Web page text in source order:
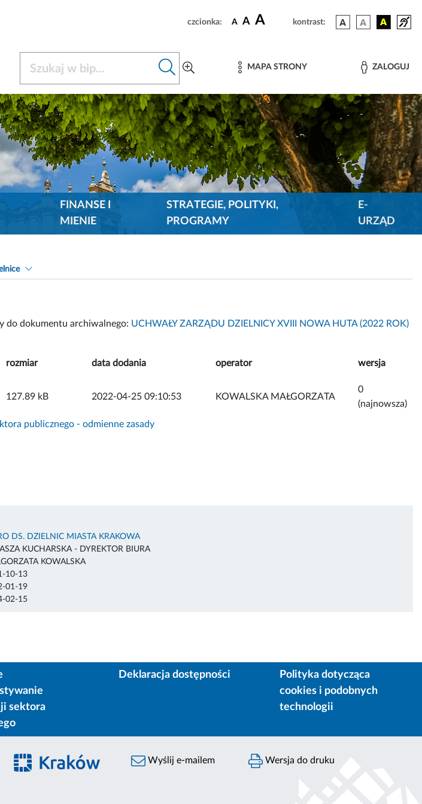
czcionka: A A A kontrast:
MAPA STRONY ZALOGUJ
FINANSE I
MIENIE
STRATEGIE, POLITYKI,
PROGRAMY
E-
URZĄD
do dokumentu archiwalnego: UCHWAŁY ZARZĄDU DZIELNICY XVIII NOWA HUTA (2022 ROK)
rozmiar data dodania operator wersja
127.89 kB 2022-04-25 09:10:53 KOWALSKA MAŁGORZATA
0
(najnowsza)
publicznego - odmienne zasady
DS. DZIELNIC MIASTA KRAKOWA
KUCHARSKA - DYREKTOR BIURA
KOWALSKA
10-13
01-19
02-15
sektora
Deklaracja dostępności
Polityka dotycząca
cookies i podobnych
technologii
Wyślij e-mailem Wersja do druku